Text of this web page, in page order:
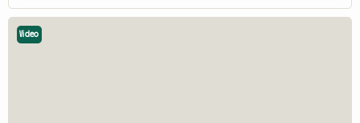
Video